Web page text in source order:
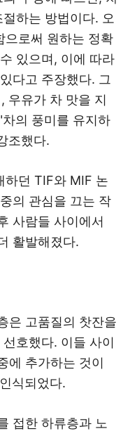
하는 방법이다. 오
으로써 원하는 정확
있으며, 이에 따라
다고 주장했다. 그
우유가 차 맛을 지
의 풍미를 유지하
조했다.
하던 TIF와 MIF 논
의 관심을 끄는 작
사람들 사이에서
활발해졌다.
은 고품질의 찻잔을
호했다. 이들 사이
에 추가하는 것이
식되었다.
접한 하류층과 노